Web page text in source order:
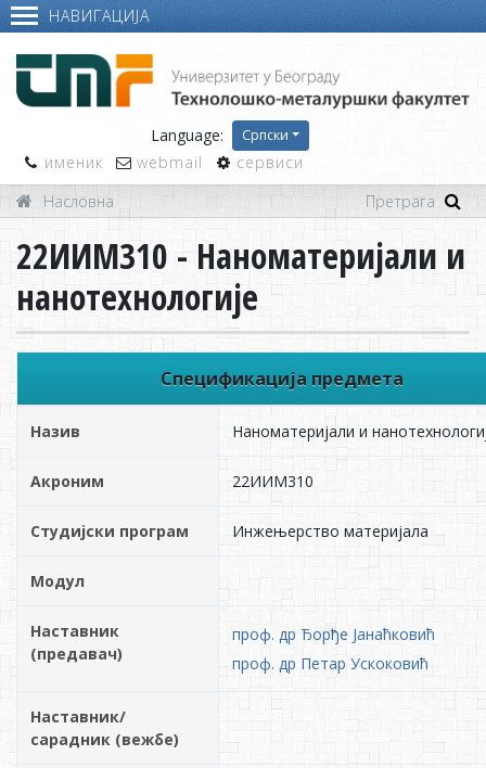
НАВИГАЦИЈА
Language: Српски
именик webmail
сервиси
Насловна
22ИИМ310 - Наноматеријали и
нанотехнологије
Спецификација предмета
Назив Наноматеријали и
Акроним 22ИИМ310
Студијски програм Инжењерство материјала
Модул
Наставник
(предавач)
проф. др Ђорђе Јанаћковић
проф. др Петар Ускоковић
Наставник/
сарадник (вежбе)